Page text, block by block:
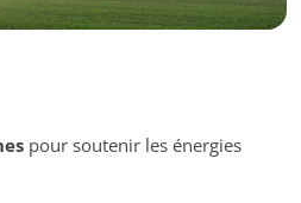
pour soutenir les énergies